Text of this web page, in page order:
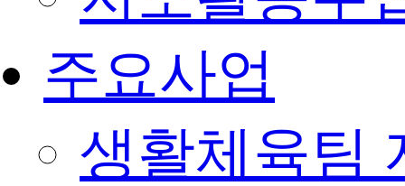
주요사업
생활체육팀